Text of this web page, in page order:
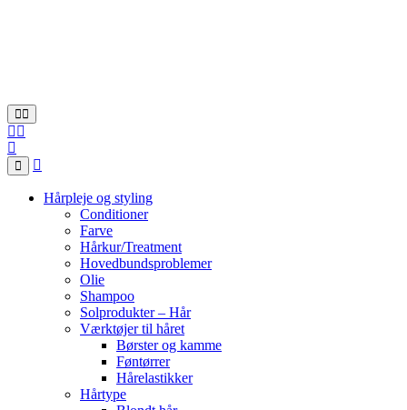
Hårpleje og styling
Conditioner
Farve
Hårkur/Treatment
Hovedbundsproblemer
Olie
Shampoo
Solprodukter – Hår
Værktøjer til håret
Børster og kamme
Føntørrer
Hårelastikker
Hårtype